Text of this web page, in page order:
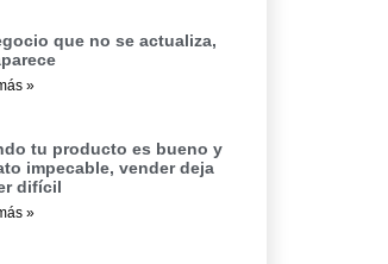
que no se actualiza,
»
tu producto es bueno y
impecable, vender deja
difícil
»